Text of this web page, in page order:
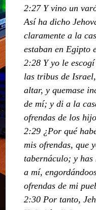
2:27 Y vino un
Así ha dicho
claramente a la
estaban en Egipto
2:28 Y yo le
las tribus de
altar, y quemase
de mí; y di a la
ofrendas de los
2:29 ¿Por qué
mis ofrendas, que
tabernáculo; y has
a mí,
ofrendas de mi
2:30 Por tanto,